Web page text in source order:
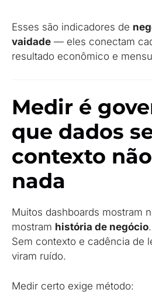
Esses são indicadores de
vaidade — eles conectam
resultado econômico e
Medir é
que dados
contexto
nada
Muitos dashboards mostram
mostram história de negócio.
Sem contexto e cadência de
viram ruído.
Medir certo exige método: